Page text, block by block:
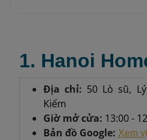
1. Hanoi
Địa chỉ: 50 Lò sũ,
Kiếm
Giờ mở cửa: 13:00 -
Bản đồ Google: Xem